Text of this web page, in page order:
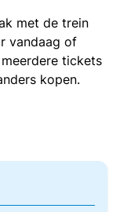
met de trein
vandaag of
tickets
kopen.